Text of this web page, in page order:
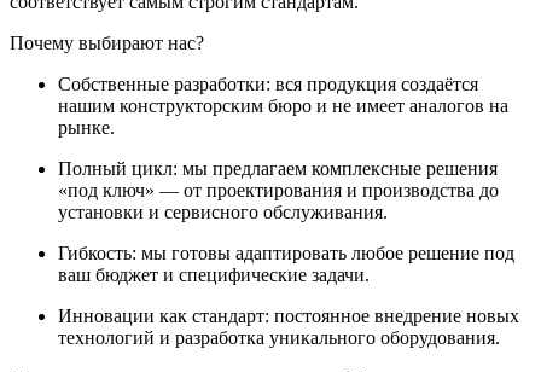
Почему выбирают нас?
Собственные разработки: вся продукция создаётся
нашим конструкторским бюро и не имеет аналогов на
рынке.
Полный цикл: мы предлагаем комплексные решения
«под ключ» — от проектирования и производства до
установки и сервисного обслуживания.
Гибкость: мы готовы адаптировать любое решение под
ваш бюджет и специфические задачи.
Инновации как стандарт: постоянное внедрение новых
технологий и разработка уникального оборудования.